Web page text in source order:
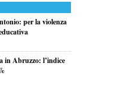
per la violenza
in Abruzzo: l’indice